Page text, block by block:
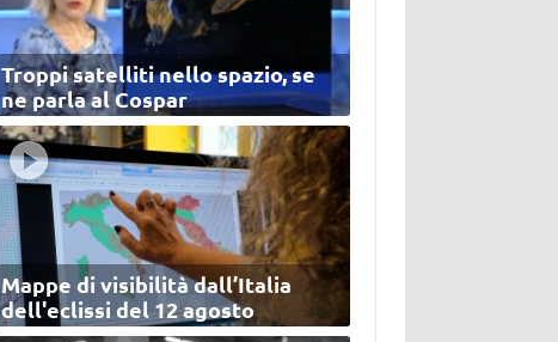
Troppi satelliti nello spazio, se
ne parla al Cospar
Mappe di visibilità dall’Italia
dell'eclissi del 12 agosto